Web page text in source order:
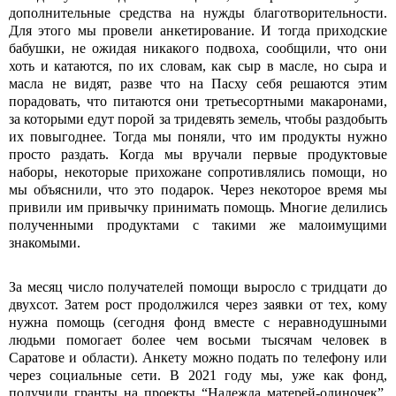
дополнительные средства на нужды благотворительности.
Для этого мы провели анкетирование. И тогда приходские
бабушки, не ожидая никакого подвоха, сообщили, что они
хоть и катаются, по их словам, как сыр в масле, но сыра и
масла не видят, разве что на Пасху себя решаются этим
порадовать, что питаются они третьесортными макаронами,
за которыми едут порой за тридевять земель, чтобы раздобыть
их повыгоднее. Тогда мы поняли, что им продукты нужно
просто раздать. Когда мы вручали первые продуктовые
наборы, некоторые прихожане сопротивлялись помощи, но
мы объяснили, что это подарок. Через некоторое время мы
привили им привычку принимать помощь. Многие делились
полученными продуктами с такими же малоимущими
знакомыми.
За месяц число получателей помощи выросло с тридцати до
двухсот. Затем рост продолжился через заявки от тех, кому
нужна помощь (сегодня фонд вместе с неравнодушными
людьми помогает более чем восьми тысячам человек в
Саратове и области). Анкету можно подать по телефону или
через социальные сети. В 2021 году мы, уже как фонд,
получили гранты на проекты “Надежда матерей-одиночек”,